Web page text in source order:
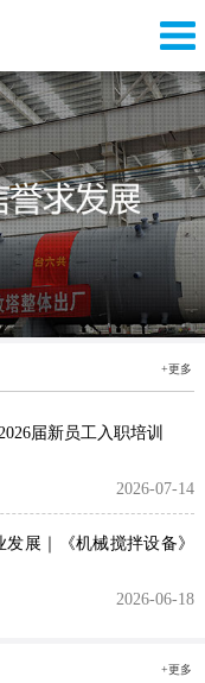
+更多
届新员工入职培训
2026-07-14
展｜《机械搅拌设备》
2026-06-18
+更多